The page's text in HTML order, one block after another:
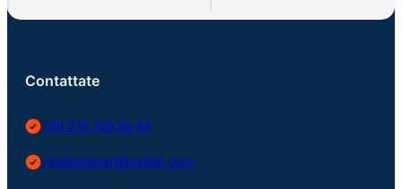
Contattate
+90 216 706 95 46
info@usbcertification.com